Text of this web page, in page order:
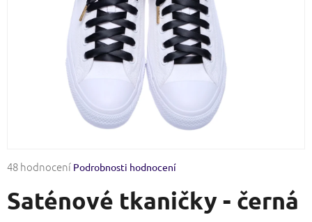
Průměrné
produktu
je
48 hodnocení Podrobnosti hodnocení
Saténové tkaničky - černá